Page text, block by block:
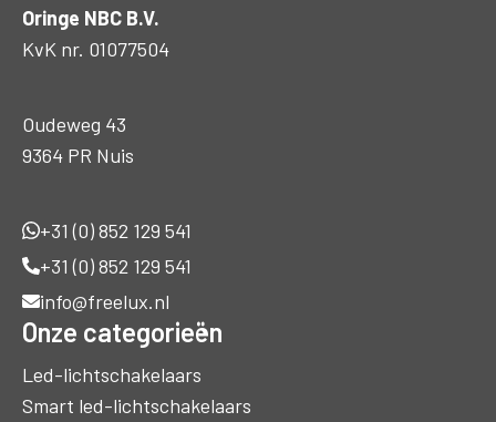
Oringe NBC B.V.
KvK nr. 01077504
Oudeweg 43
9364 PR Nuis
+31 (0) 852 129 541
+31 (0) 852 129 541
info@freelux.nl
Onze categorieën
Led-lichtschakelaars
Smart led-lichtschakelaars